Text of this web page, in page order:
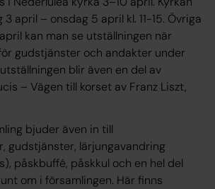
april – onsdag 5 april kl. 11-15. Övriga
kan man se utställningen när
gudstjänster och andakter under
blir även en del av
– Vägen till korset av Franz Liszt,
bjuder även in till
gudstjänster, lärjungavandring
påskbuffé, påskkul och en hel del
om i församlingen. Här finns